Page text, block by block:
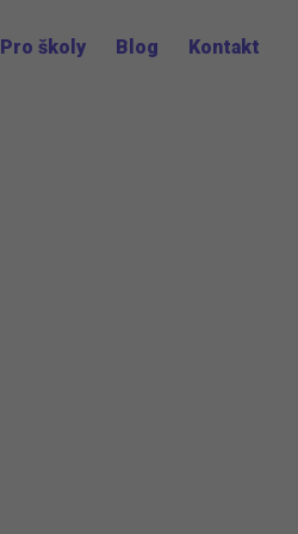
Pro školy Blog Kontakt